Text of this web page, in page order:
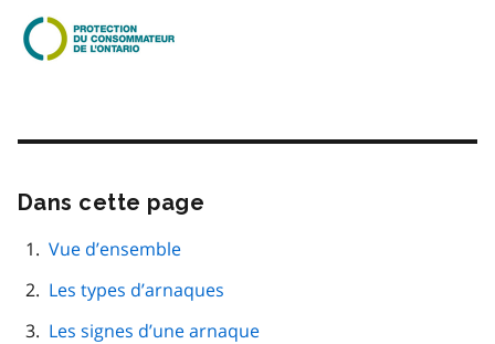
Dans cette page
page
Vue d’ensemble
Les types d’arnaques
Les signes d’une arnaque